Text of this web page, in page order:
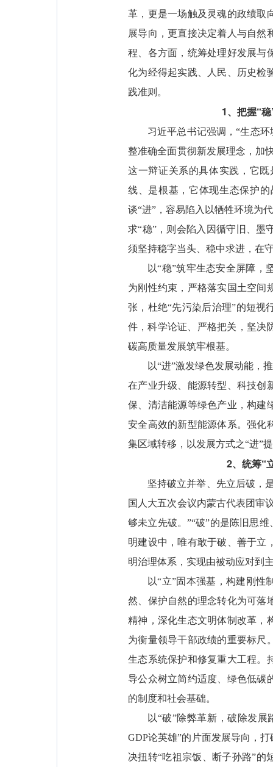
革，更是一场触及灵魂的政绩取
展导向，更直接决定着人与自然
程、各方面，统筹处理好发展与
化为经得起实践、人民、历史检
践准则。
1、把握“
习近平总书记强调，“生态
整准确全面贯彻新发展理念，加
这一辩证关系的具体实践，它
线、是根基，它体现生态保护
谈“进”，容易陷入以牺牲环境为
求“稳”，则会陷入因循守旧、墨
须坚持稳字当头、稳中求进，在
以“稳”筑牢生态安全屏障，
为刚性约束，严格落实国土空间
张，杜绝“先污染后治理”的短视
件，科学论证、严格把关，坚决
碳高质量发展筑牢根基。
以“进”激发绿色发展动能，
在产业升级、能源转型、科技创
保、清洁能源等绿色产业，构建
安全高效的新型能源体系。强化
集区域转移，以发展方式之“进”
2、统筹“
坚持破立并举、先立后破，
国人大五次会议内蒙古代表团审
够未立先破。”“破”的是陈旧思
明建设中，唯有敢于破、善于立
明治理体系，实现由被动应对到
以“立”固本强基，构建刚性
然、保护自然的理念转化为可落
精神，深化生态文明体制改革，
为衡量领导干部政绩的重要标尺
生态系统保护和修复重大工程。
导公众树立简约适度、绿色低碳
的制度和社会基础。
以“破”除弊革新，破除发
GDP论英雄”的片面发展导向，
决扭转“吃祖宗饭、断子孙路”的